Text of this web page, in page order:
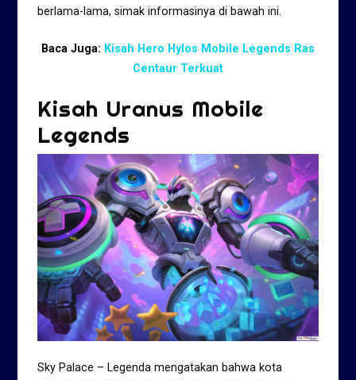
berlama-lama, simak informasinya di bawah ini.
Baca Juga: Kisah Hero Hylos Mobile Legends Ras
Centaur Terkuat
Kisah Uranus Mobile
Legends
Sky Palace – Legenda mengatakan bahwa kota